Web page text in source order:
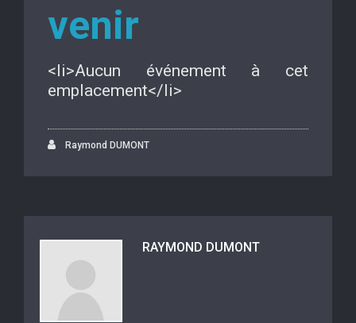
venir
<li>Aucun événement à cet
emplacement</li>
Raymond DUMONT
RAYMOND DUMONT